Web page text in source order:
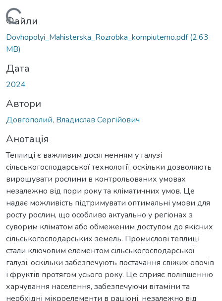
Файли
Dovhopolyi_Mahisterska_Rozrobka_kompiuterno.pdf(2,63
MB)
Дата
2024
Автори
Довгополий, Владислав Сергійович
Анотація
Теплиці є важливим досягненням у галузі
сільськогосподарської технології, оскільки дозволяють
вирощувати рослини в контрольованих умовах
незалежно від пори року та кліматичних умов. Це
надає можливість підтримувати оптимальні умови для
росту рослин, що особливо актуально у регіонах з
суворим кліматом або обмеженим доступом до якісних
сільськогосподарських земель. Промислові теплиці
стали ключовим елементом сільськогосподарської
галузі, оскільки забезпечують постачання свіжих овочів
і фруктів протягом усього року. Це сприяє поліпшенню
харчування населення, забезпечуючи вітаміни та
необхідні мікроелементи в раціоні, незалежно від